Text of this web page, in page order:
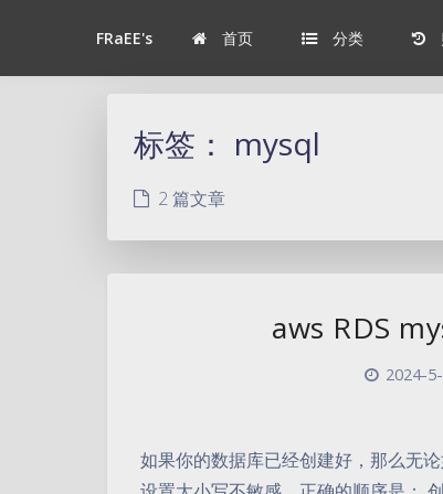
FRaEE's 首页 分类
标签： mysql
2 篇文章
aws RDS
2024-
如果你的数据库已经创建好，那么无